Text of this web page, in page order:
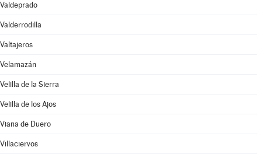
Valdeprado
Valderrodilla
Valtajeros
Velamazán
Velilla de la Sierra
Velilla de los Ajos
Viana de Duero
Villaciervos